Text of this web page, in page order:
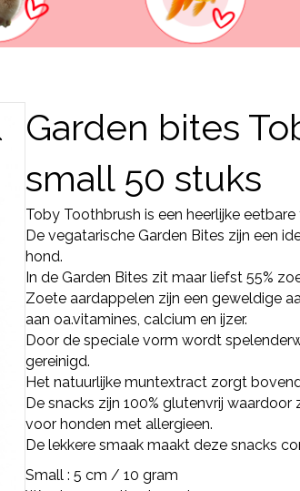
Garden bites
small 50 stuks
Toby Toothbrush is een heerlijke
De vegatarische Garden Bites zijn een
hond.
In de Garden Bites zit maar liefst 55%
Zoete aardappelen zijn een geweldige
aan oa.vitamines, calcium en ijzer.
Door de speciale vorm wordt
gereinigd.
Het natuurlijke muntextract zorgt
De snacks zijn 100% glutenvrij
voor honden met allergieen.
De lekkere smaak maakt deze snacks
Small : 5 cm / 10 gram